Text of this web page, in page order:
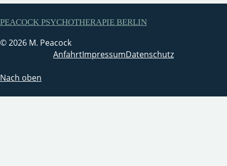
PEACOCK PSYCHOTHERAPIE BERLIN
© 2026 M. Peacock
AnfahrtImpressumDatenschutz
Nach oben